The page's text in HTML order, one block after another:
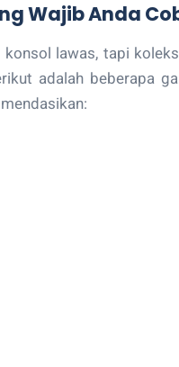
Wajib Anda
lawas, tapi
adalah beberapa